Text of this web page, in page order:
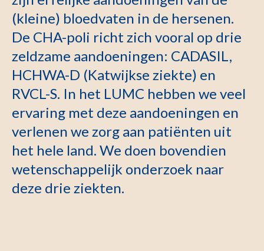
(kleine) bloedvaten in de hersenen.
De CHA-poli richt zich vooral op drie
zeldzame aandoeningen: CADASIL,
HCHWA-D (Katwijkse ziekte) en
RVCL-S. In het LUMC hebben we veel
ervaring met deze aandoeningen en
verlenen we zorg aan patiënten uit
het hele land. We doen bovendien
wetenschappelijk onderzoek naar
deze drie ziekten.